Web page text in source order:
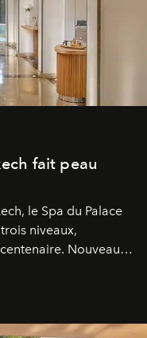
fait peau
le Spa du Palace
niveaux,
Nouveau
et studio dédié au
et rituels